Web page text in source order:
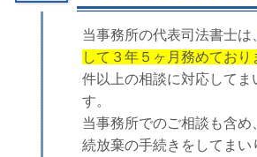
当事務所の代表司法書士は
して３年５ヶ月務めており
件以上の相談に対応してま
す。
当事務所でのご相談も含
続放棄の手続きをしてまい